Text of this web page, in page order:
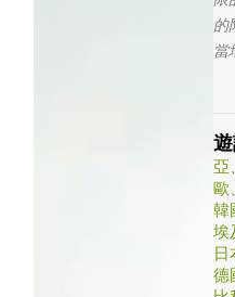
為
友
我
發
是
讓
無
知
的
當
不
些
了
亞
歐
韓